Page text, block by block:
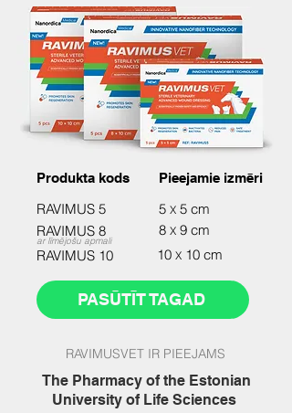
Pieejamie izmēri
Produkta kods
RAVIMUS 5
RAVIMUS 8
ar līmējošu apmali
RAVIMUS 10
5 X 5 cm
8 X 9 cm
10 X 10 cm
PASŪTĪT TAGAD
RAVIMUSVET IR PIEEJAMS
The Pharmacy of the Estonian
University of Life Sciences